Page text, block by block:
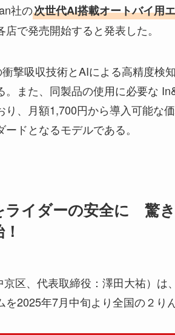
社の次世代AI搭載オートバイ用
で発売開始すると発表した。
撃吸収技術とAIによる高精度検
また、同製品の使用に必要な
り、月額1,700円から導入可能な
ドとなるモデルである。
ライダーの安全に 驚
区、代表取締役：澤田大祐）は
2025年7月中旬より全国の２り